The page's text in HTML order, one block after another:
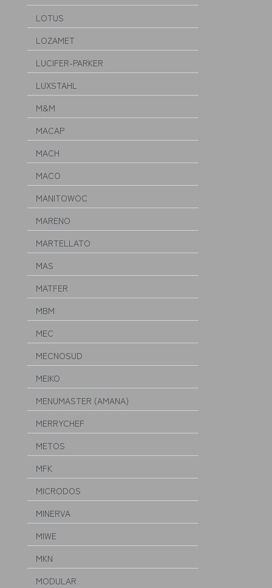
LOTUS
LOZAMET
LUCIFER-PARKER
LUXSTAHL
M&M
MACAP
MACH
MACO
MANITOWOC
MARENO
MARTELLATO
MAS
MATFER
MBM
MEC
MECNOSUD
MEIKO
MENUMASTER (AMANA)
MERRYCHEF
METOS
MFK
MICRODOS
MINERVA
MIWE
MKN
MODULAR